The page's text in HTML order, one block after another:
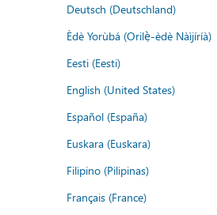
Deutsch (Deutschland)
Èdè Yorùbá (Orilẹ̀-èdè Nàìjíríà)
Eesti (Eesti)
English (United States)
Español (España)
Euskara (Euskara)
Filipino (Pilipinas)
Français (France)